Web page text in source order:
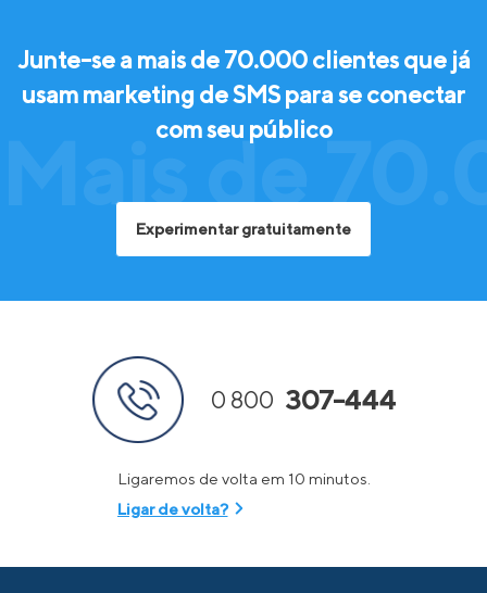
Mais de
Junte-se a mais de 70.000 clientes que já
usam marketing de SMS para se conectar
com seu público
Experimentar gratuitamente
0 800 307-444
Ligaremos de volta em 10 minutos.
Ligar de volta?